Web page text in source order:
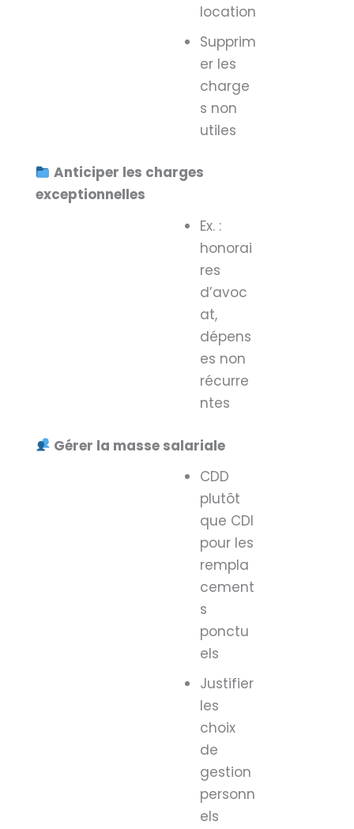
location
Supprim
er les
charge
s non
utiles
Anticiper les charges
exceptionnelles
Ex. :
honorai
res
d’avoc
at,
dépens
es non
récurre
ntes
Gérer la masse salariale
CDD
plutôt
que CDI
pour les
rempla
cement
s
ponctu
els
Justifier
les
choix
de
gestion
personn
els